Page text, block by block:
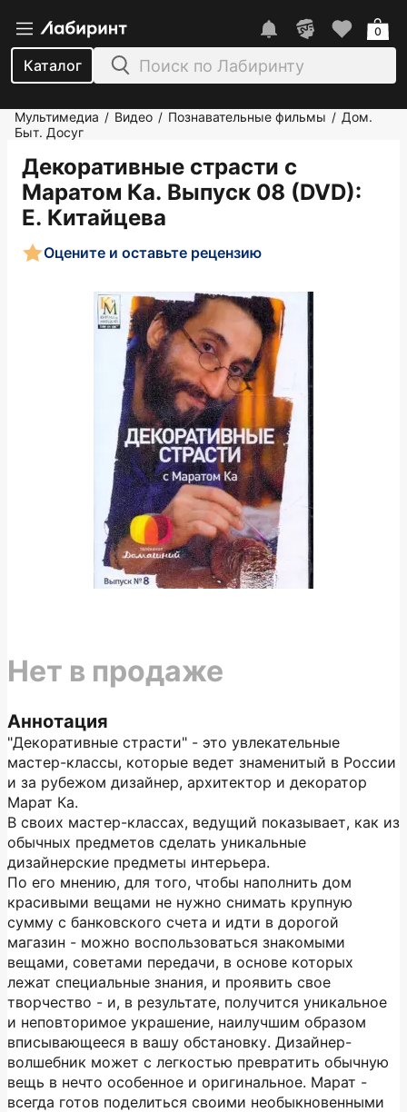
Каталог
0
Мультимедиа / Видео / Познавательные фильмы / Дом.
Быт. Досуг
Декоративные страсти с
Маратом Ка. Выпуск 08 (DVD):
Е. Китайцева
Оцените и оставьте рецензию
Аннотация
"Декоративные страсти" - это увлекательные
мастер-классы, которые ведет знаменитый в России
и за рубежом дизайнер, архитектор и декоратор
Марат Ка.
В своих мастер-классах, ведущий показывает, как из
обычных предметов сделать уникальные
дизайнерские предметы интерьера.
По его мнению, для того, чтобы наполнить дом
красивыми вещами не нужно снимать крупную
сумму с банковского счета и идти в дорогой
магазин - можно воспользоваться знакомыми
вещами, советами передачи, в основе которых
лежат специальные знания, и проявить свое
творчество - и, в результате, получится уникальное
и неповторимое украшение, наилучшим образом
вписывающееся в вашу обстановку. Дизайнер-
волшебник может с легкостью превратить обычную
вещь в нечто особенное и оригинальное. Марат -
всегда готов поделиться своими необыкновенными
Нет в продаже